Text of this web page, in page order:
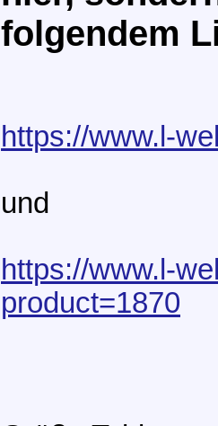
folgendem
https://www.l-
und
https://www.l-
product=1870